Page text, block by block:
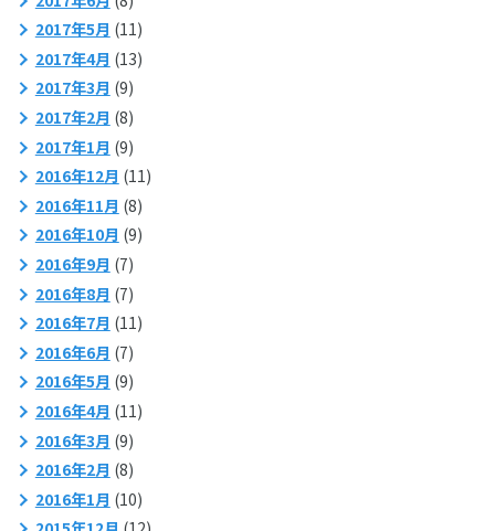
2017年5月 (11)
2017年4月 (13)
2017年3月 (9)
2017年2月 (8)
2017年1月 (9)
2016年12月 (11)
2016年11月 (8)
2016年10月 (9)
2016年9月 (7)
2016年8月 (7)
2016年7月 (11)
2016年6月 (7)
2016年5月 (9)
2016年4月 (11)
2016年3月 (9)
2016年2月 (8)
2016年1月 (10)